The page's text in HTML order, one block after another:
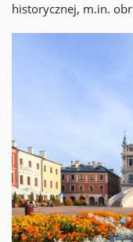
historycznej, m.in.